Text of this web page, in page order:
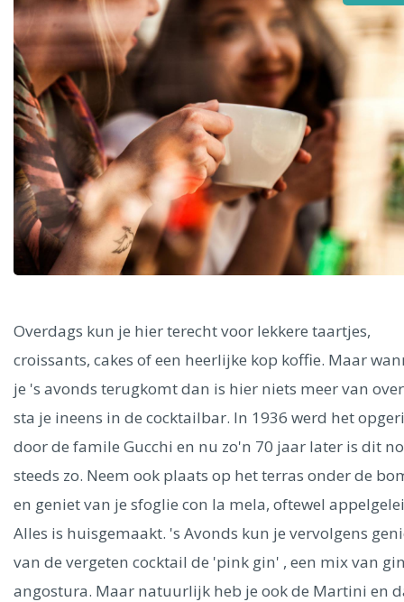
Alle steden
Phoenix
Dresden
Ålesund
Berlijn Mechelen
Dublin
Hong Kong München Wenen Budapest
Madrid
Vancouver
Alles bekijken
Overdags kun je hier terecht voor lekkere taartjes,
croissants, cakes of een heerlijke kop koffie. Maar
je 's avonds terugkomt dan is hier niets meer van
sta je ineens in de cocktailbar. In 1936 werd het
door de famile Gucchi en nu zo'n 70 jaar later is dit
steeds zo. Neem ook plaats op het terras onder de
en geniet van je sfoglie con la mela, oftewel
Alles is huisgemaakt. 's Avonds kun je vervolgens
van de vergeten cocktail de 'pink gin' , een mix van
angostura. Maar natuurlijk heb je ook de Martini en